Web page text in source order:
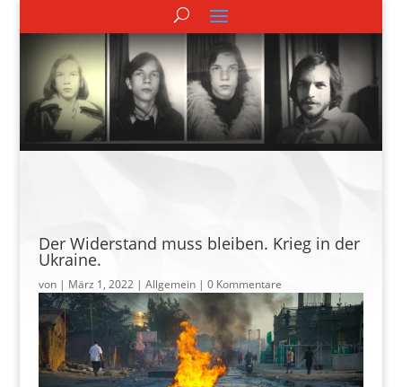
Der Widerstand muss bleiben. Krieg in der
Ukraine.
von | März 1, 2022| Allgemein | 0 Kommentare